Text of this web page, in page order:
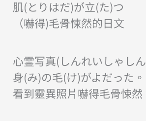
肌(とりはだ)が立(た)つ
（嚇得)毛骨悚然的日文
心霊写真(しんれいしゃし
身(み)の毛(け)がよだった。
看到靈異照片嚇得毛骨悚然